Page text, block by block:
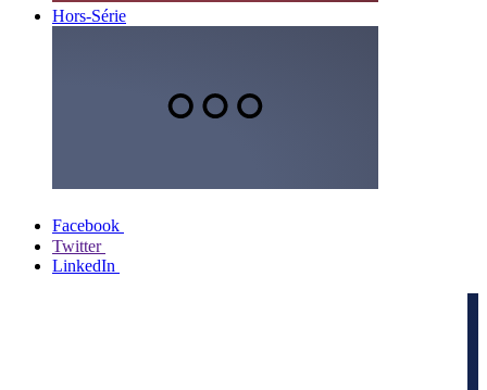
Hors-Série
Facebook
Twitter
LinkedIn